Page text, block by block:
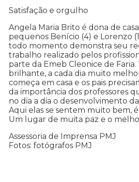
Satisfação e orgulho
Angela Maria Brito é dona de
pequenos Benício (4) e Lorenzo
todo momento demonstra seu
trabalho realizado pelos
parte da Emeb Cleonice de Faria.
brilhante, a cada dia muito
começa em casa e os pais
da importância dos professores
no dia a dia o desenvolvimento
Aqui elas se sentem muito bem,
Um lugar de muita paz e o
Assessoria de Imprensa PMJ
Fotos: fotógrafos PMJ